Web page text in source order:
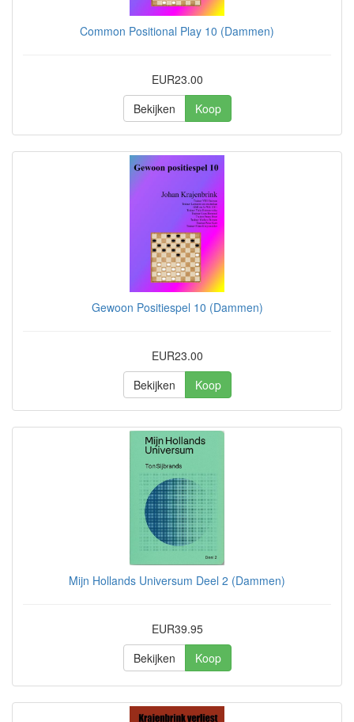
Common Positional Play 10 (Dammen)
EUR23.00
Bekijken
Koop
Gewoon Positiespel 10 (Dammen)
EUR23.00
Bekijken
Koop
Mijn Hollands Universum Deel 2 (Dammen)
EUR39.95
Bekijken
Koop